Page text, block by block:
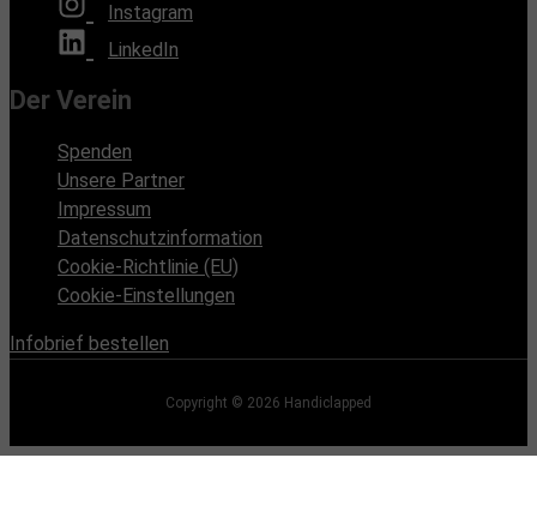
Instagram
LinkedIn
Der Verein
Spenden
Unsere Partner
Impressum
Datenschutzinformation
Cookie-Richtlinie (EU)
Cookie-Einstellungen
Infobrief bestellen
Copyright © 2026 Handiclapped